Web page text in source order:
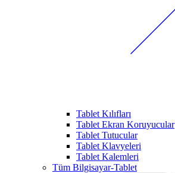
Tablet Kılıfları
Tablet Ekran Koruyucular
Tablet Tutucular
Tablet Klavyeleri
Tablet Kalemleri
Tüm Bilgisayar-Tablet